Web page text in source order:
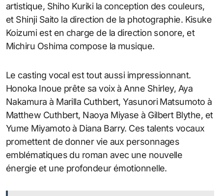
artistique, Shiho Kuriki la conception des couleurs,
et Shinji Saito la direction de la photographie. Kisuke
Koizumi est en charge de la direction sonore, et
Michiru Oshima compose la musique.
Le casting vocal est tout aussi impressionnant.
Honoka Inoue prête sa voix à Anne Shirley, Aya
Nakamura à Marilla Cuthbert, Yasunori Matsumoto à
Matthew Cuthbert, Naoya Miyase à Gilbert Blythe, et
Yume Miyamoto à Diana Barry. Ces talents vocaux
promettent de donner vie aux personnages
emblématiques du roman avec une nouvelle
énergie et une profondeur émotionnelle.